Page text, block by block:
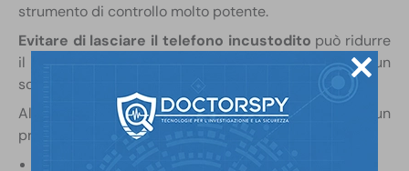
strumento di controllo molto potente.
Evitare di lasciare il telefono incustodito può ridurre
il rischio che sul dispositivo venga installato un
software di controllo.
Alcuni
segnali rivelatoridella presenza di un
programma spia sul telefono sono:
dello smartphone